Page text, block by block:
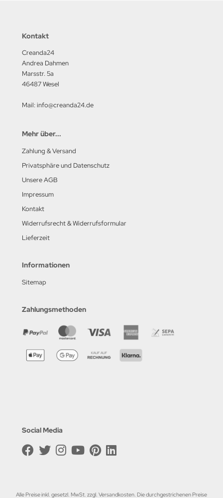
Kontakt
Creanda24
Andrea Dahmen
Marsstr. 5a
46487 Wesel
Mail: info@creanda24.de
Mehr über...
Zahlung & Versand
Privatsphäre und Datenschutz
Unsere AGB
Impressum
Kontakt
Widerrufsrecht & Widerrufsformular
Lieferzeit
Informationen
Sitemap
Zahlungsmethoden
Social Media
Alle Preise inkl. gesetzl. MwSt. zzgl. Versandkosten . Die durchgestrichenen Preise